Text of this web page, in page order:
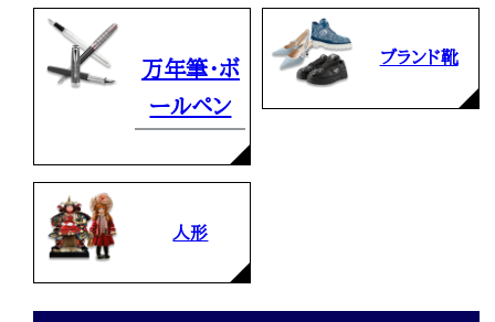
万年筆・ボ
ールペン
ブランド靴
人形